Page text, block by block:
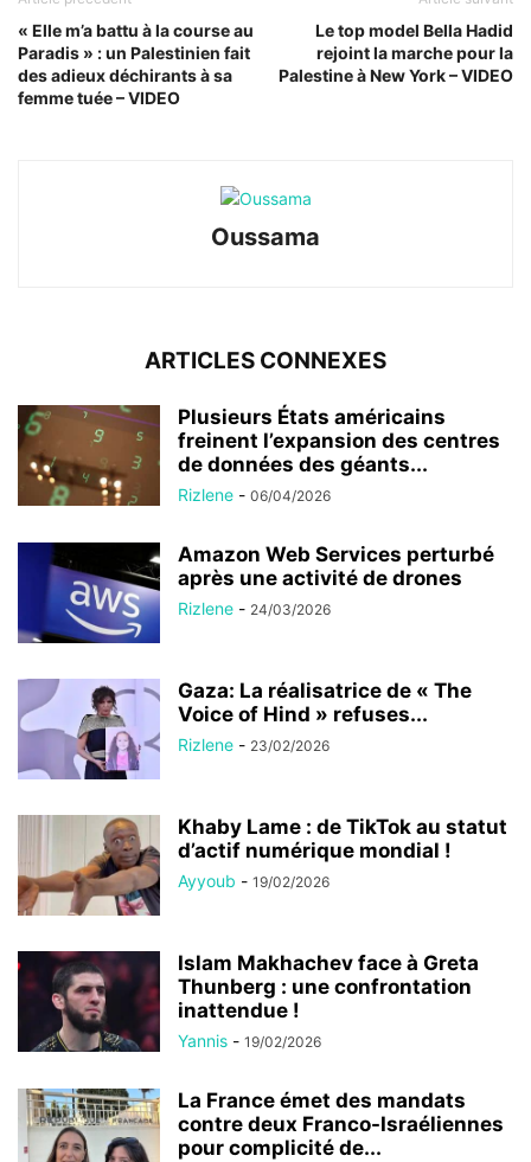
« Elle m’a battu à la course au
Paradis » : un Palestinien fait
des adieux déchirants à sa
femme tuée – VIDEO
Le top model Bella Hadid
rejoint la marche pour la
Palestine à New York – VIDEO
Oussama
ARTICLES CONNEXES
Plusieurs États américains
freinent l’expansion des centres
de données des géants...
Rizlene - 06/04/2026
Amazon Web Services perturbé
après une activité de drones
Rizlene - 24/03/2026
Gaza: La réalisatrice de « The
Voice of Hind » refuses...
Rizlene - 23/02/2026
Khaby Lame : de TikTok au statut
d’actif numérique mondial !
Ayyoub - 19/02/2026
Islam Makhachev face à Greta
Thunberg : une confrontation
inattendue !
Yannis - 19/02/2026
La France émet des mandats
contre deux Franco-Israéliennes
pour complicité de...